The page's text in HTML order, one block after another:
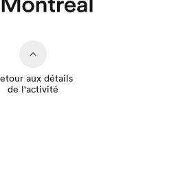
aux détails
de l'activité